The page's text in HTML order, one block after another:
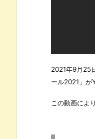
2021年9月25
ール2021」が
この動画によ